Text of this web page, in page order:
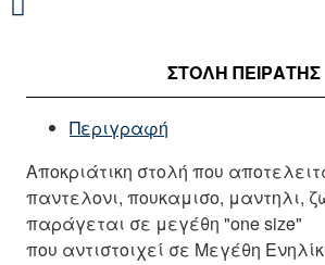
ΣΤΟΛΉ ΠΕΙΡΑΤΗΣ
Περιγραφή
Αποκριάτικη στολή που
παντελονι, πουκαμισο, μαντηλι,
παράγεται σε μεγέθη "one size"
που αντιστοιχεί σε Μεγέθη